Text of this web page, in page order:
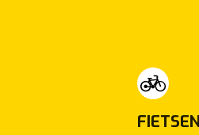
FIETSEN